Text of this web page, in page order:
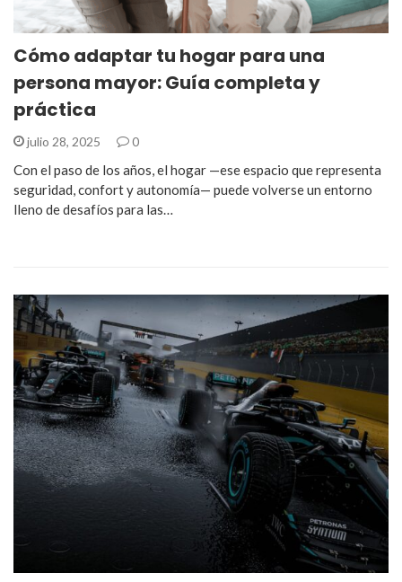
Cómo adaptar tu hogar para una
persona mayor: Guía completa y
práctica
julio 28, 2025 0
Con el paso de los años, el hogar —ese espacio que representa
seguridad, confort y autonomía— puede volverse un entorno
lleno de desafíos para las…